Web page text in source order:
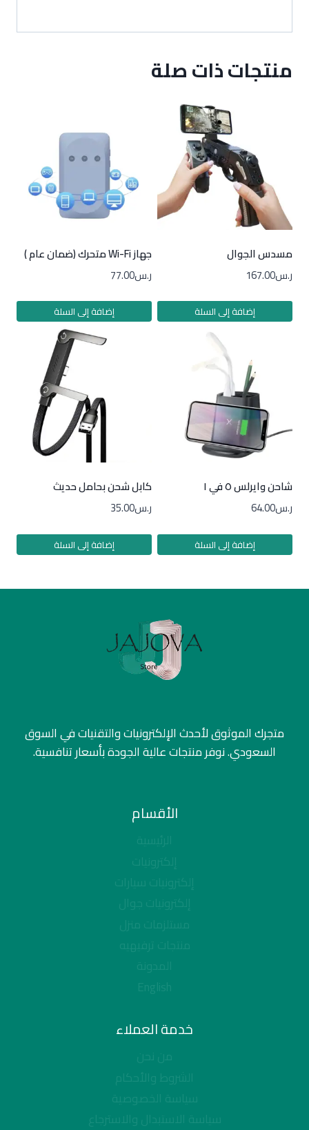
منتجات ذات صلة
مسدس الجوال
ر.س167.00
إضافة إلى السلة
جهاز Wi-Fi متحرك (ضمان عام )
ر.س77.00
إضافة إلى السلة
شاحن وايرلس ٥ في ١
ر.س64.00
إضافة إلى السلة
كابل شحن بحامل حديث
ر.س35.00
إضافة إلى السلة
متجرك الموثوق لأحدث الإلكترونيات والتقنيات في السوق
السعودي. نوفر منتجات عالية الجودة بأسعار تنافسية.
الأقسام
الرئيسية
إلكترونيات
إلكترونيات سيارات
إلكترونيات جوال
مستلزمات منزل
منتجات ترفيهيه
المدونة
English
خدمة العملاء
من نحن
الشروط والأحكام
سياسة الخصوصية
سياسة الاستبدال والاسترجاع